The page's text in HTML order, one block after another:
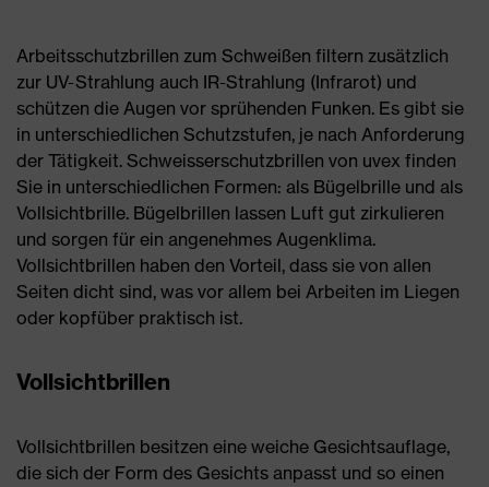
Arbeitsschutzbrillen zum Schweißen filtern zusätzlich
zur UV-Strahlung auch IR-Strahlung (Infrarot) und
schützen die Augen vor sprühenden Funken. Es gibt sie
in unterschiedlichen Schutzstufen, je nach Anforderung
der Tätigkeit. Schweisserschutzbrillen von uvex finden
Sie in unterschiedlichen Formen: als Bügelbrille und als
Vollsichtbrille. Bügelbrillen lassen Luft gut zirkulieren
und sorgen für ein angenehmes Augenklima.
Vollsichtbrillen haben den Vorteil, dass sie von allen
Seiten dicht sind, was vor allem bei Arbeiten im Liegen
oder kopfüber praktisch ist.
Vollsichtbrillen
Vollsichtbrillen besitzen eine weiche Gesichtsauflage,
die sich der Form des Gesichts anpasst und so einen